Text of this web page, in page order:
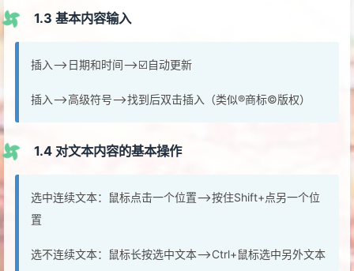
1.3 基本内容输入
插入—>日期和时间—>☑️自动更新
插入—>高级符号—>找到后双击插入（类似®商标©版权）
1.4 对文本内容的基本操作
选中连续文本：鼠标点击一个位置—>按住Shift+点另一个位
置
选不连续文本：鼠标长按选中文本—>Ctrl+鼠标选中另外文本